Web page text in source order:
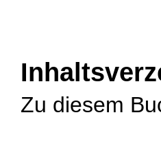
Zu diesem